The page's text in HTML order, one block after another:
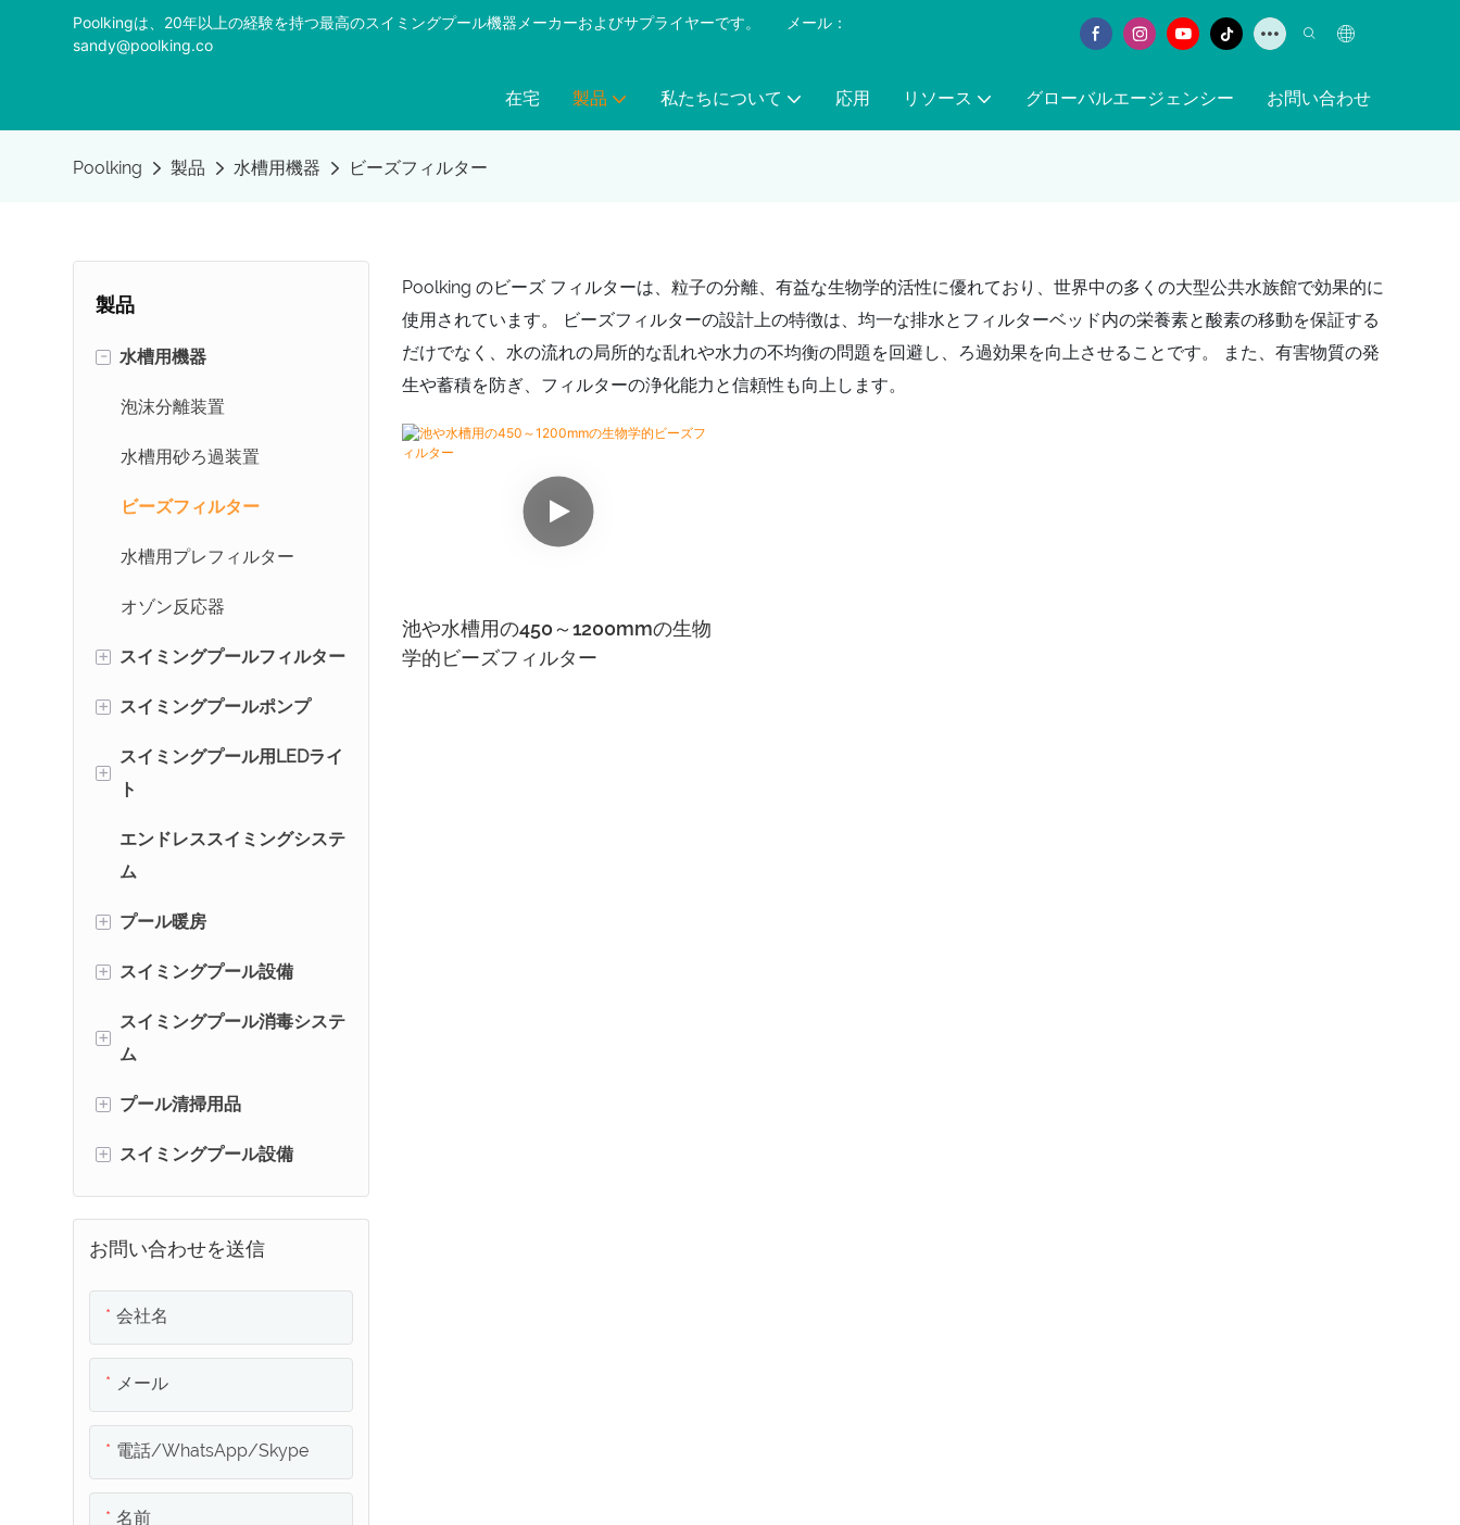
Poolkingは、20年以上の経験を持つ最高のスイミングプール機器メーカーおよびサプライヤーです。
メール：
sandy@poolking.co
在宅 製品 私たちについて 応用 リソース グローバルエージェンシー お問い合わせ
Poolking 製品 水槽用機器 ビーズフィルター
製品
- 水槽用機器
泡沫分離装置
水槽用砂ろ過装置
ビーズフィルター
水槽用プレフィルター
オゾン反応器
+ スイミングプールフィルター
スイミングプール用砂ろ過
スイミングプールカートリ
スイミングプールDEフィ
+ スイミングプールポンプ
地上設置型プールポンプ
ンプ
+
スイミングプール用LEDライ
ト
プール水中ライト
エンドレススイミングシステ
ム
+ プール暖房
スイミングプール用ヒート
ステンレス製熱交換器
+ スイミングプール設備
スイミングエアブロワー
ティングブロック
+
スイミングプール消毒システ
ム
スイミングプール用塩素発
給装置
スイミングプール用塩素デ
ィスペンサー
+ プール清掃用品
スイミングプールのリーフ
スイミングプールブラシヘ
スイミングプール用掃除機
ヘッド
スイミングプール用温度計
+ スイミングプール設備
プールスキマー
スイミングプールジェット
部品
スイミングプールの排水溝
プール壁コンジット
お問い合わせを送信
会社名
メール
電話/WhatsApp/Skype
名前
Poolking のビーズ フィルターは、粒子の分離、有益な生物学的活性に優れており、世界中の多くの大型公共水族館で効果的に
使用されています。 ビーズフィルターの設計上の特徴は、均一な排水とフィルターベッド内の栄養素と酸素の移動を保証する
だけでなく、水の流れの局所的な乱れや水力の不均衡の問題を回避し、ろ過効果を向上させることです。 また、有害物質の発
生や蓄積を防ぎ、フィルターの浄化能力と信頼性も向上します。
池や水槽用の450～1200mmの生物
学的ビーズフィルター